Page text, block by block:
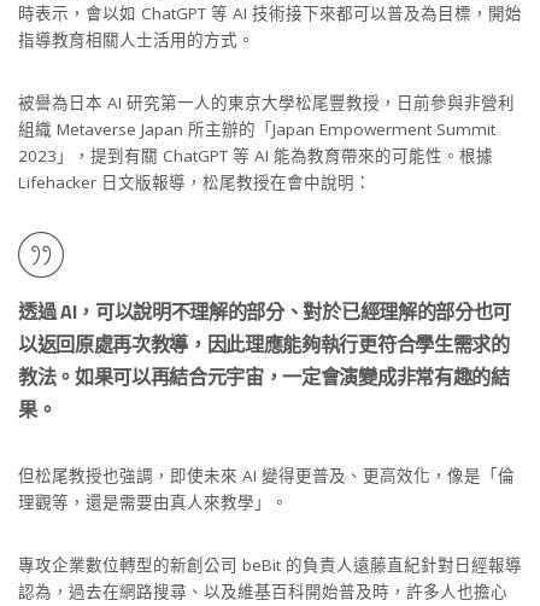
時表示，會以如 ChatGPT 等 AI 技術接下來都可以普及為目標，開始
指導教育相關人士活用的方式。
被譽為日本 AI 研究第一人的東京大學松尾豐教授，日前參與非營利
組織 Metaverse Japan 所主辦的「Japan Empowerment Summit
2023」，提到有關 ChatGPT 等 AI 能為教育帶來的可能性。根據
Lifehacker 日文版報導，松尾教授在會中說明：
透過 AI，可以說明不理解的部分、對於已經理解的部分也可
以返回原處再次教導，因此理應能夠執行更符合學生需求的
教法。如果可以再結合元宇宙，一定會演變成非常有趣的結
果。
但松尾教授也強調，即使未來 AI 變得更普及、更高效化，像是「倫
理觀等，還是需要由真人來教學」。
專攻企業數位轉型的新創公司 beBit 的負責人遠藤直紀針對日經報導
認為，過去在網路搜尋、以及維基百科開始普及時，許多人也擔心